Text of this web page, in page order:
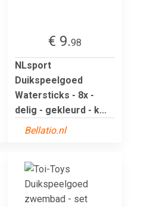
€ 9.98
NLsport
Duikspeelgoed
Watersticks - 8x -
delig - gekleurd - k...
Bellatio.nl